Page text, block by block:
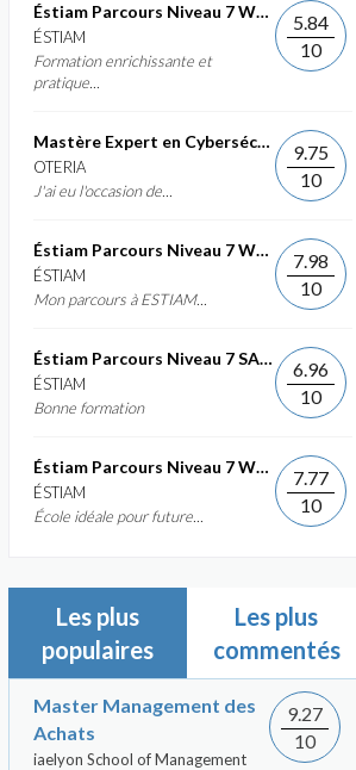
Éstiam Parcours Niveau 7 Web &...
ÉSTIAM
Formation enrichissante et
pratique...
5.84
10
Mastère Expert en Cybersécurité
OTERIA
J'ai eu l'occasion de...
9.75
10
Éstiam Parcours Niveau 7 Web &...
ÉSTIAM
Mon parcours à ESTIAM...
7.98
10
Éstiam Parcours Niveau 7 SAP ERP...
ÉSTIAM
Bonne formation
6.96
10
Éstiam Parcours Niveau 7 Web &...
ÉSTIAM
École idéale pour future...
7.77
10
Les plus
populaires
Les plus
commentés
Master Management des
Achats
iaelyon School of Management
9.27
10